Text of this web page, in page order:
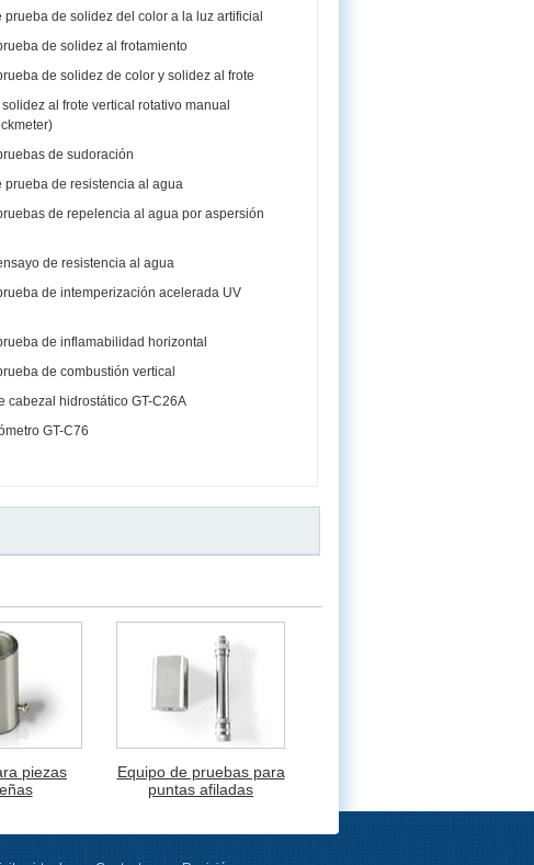
prueba de solidez del color a la luz artificial
de solidez al frotamiento
de solidez de color y solidez al frote
al frote vertical rotativo manual
de sudoración
prueba de resistencia al agua
de repelencia al agua por aspersión
de resistencia al agua
de intemperización acelerada UV
de inflamabilidad horizontal
de combustión vertical
cabezal hidrostático GT-C26A
GT-C76
piezas
Equipo de pruebas para
puntas afiladas